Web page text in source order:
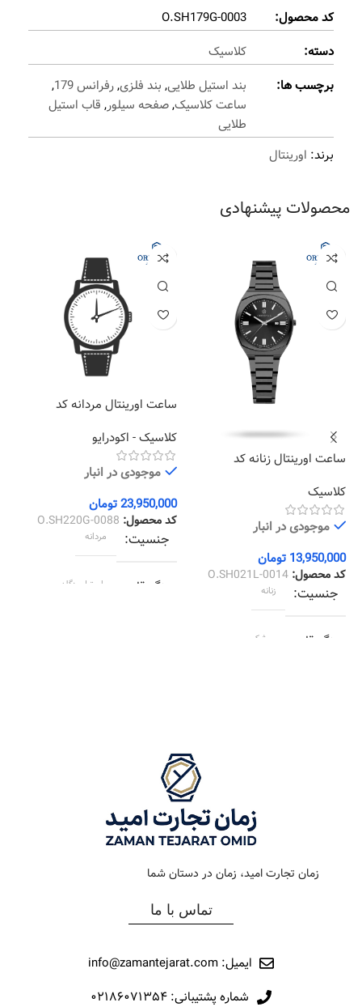
کد محصول:
O.SH179G-0003
دسته:
کلاسیک
برچسب ها:
بند استیل طلایی, بند فلزی,رفرانس 179
,
ساعت کلاسیک,صفحه سیلور, قاب استیل
طلایی
برند: اورینتال
محصولات پیشنهادی
ساعت اورینتال زنانه کد
کلاسیک
موجودی در انبار
13,950,000 تومان
کد محصول: O.SH021L-0014
جنسیت زنانه
رنگ قاب مشکی
کلاسیک
رفرانس 021
ساعت اورینتال مردانه کد
کلاسیک - اکودرایو
موجودی در انبار
23,950,000تومان
کد محصول: O.SH220G-0088
جنسیت مردانه
رنگ قاب استیل رزگلد
نوع ساعت
رفرانس 220
برند
زمان تجارت امید، زمان در دستان شما
تماس با ما
ایمیل: info@zamantejarat.com
شماره پشتیبانی: ۰۲۱۸۶۰۷۱۳۵۴